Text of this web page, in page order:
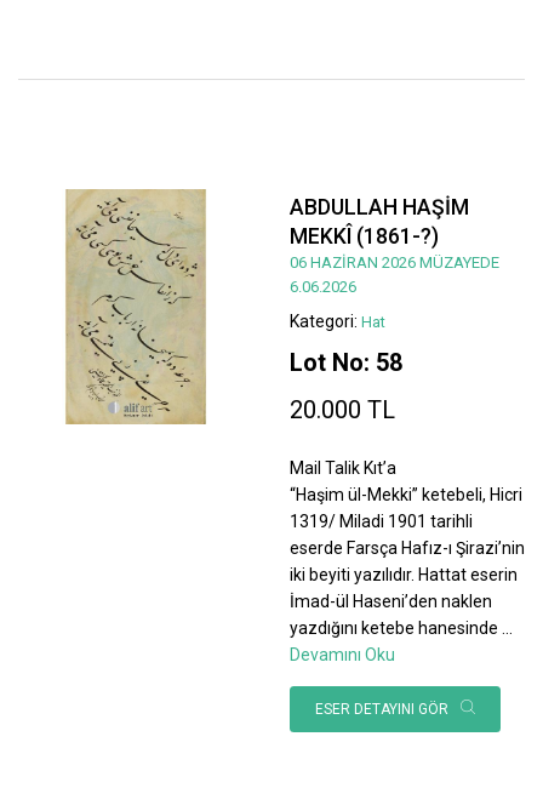
ABDULLAH HAŞİM
MEKKÎ (1861-?)
06 HAZİRAN 2026 MÜZAYEDE
6.06.2026
Kategori: Hat
Lot No: 58
20.000 TL
Mail Talik Kıt’a
“Haşim ül-Mekki” ketebeli, Hicri
1319/ Miladi 1901 tarihli
eserde Farsça Hafız-ı Şirazi’nin
iki beyiti yazılıdır. Hattat eserin
İmad-ül Haseni’den naklen
yazdığını ketebe hanesinde
Devamını Oku
ESER DETAYINI GÖR